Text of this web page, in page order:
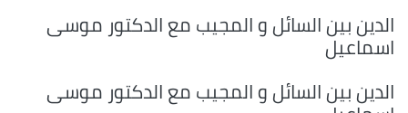
الدين بين السائل و المجيب مع الدكتور موسى
اسماعيل
الدين بين السائل و المجيب مع الدكتور موسى